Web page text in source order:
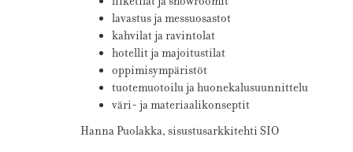
lavastus ja messuosastot
kahvilat ja ravintolat
hotellit ja majoitustilat
oppimisympäristöt
tuotemuotoilu ja huonekalusuunnittelu
väri- ja materiaalikonseptit
Hanna Puolakka, sisustusarkkitehti SIO